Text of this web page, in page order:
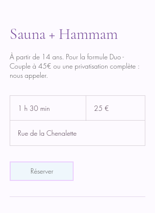
Sauna + Hammam
À partir de 14 ans. Pour la formule Duo -
Couple à 45€ ou une privatisation complète :
nous appeler.
1 h 30 min
m
i
25 €
Rue de la Chenalette
Réserver